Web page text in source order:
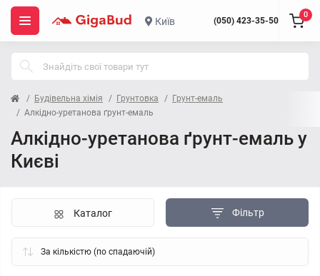
Київ (050) 423-35-50
0
Будівельна хімія Грунтовка
Грунт-емаль
Алкідно-уретанова ґрунт-емаль
Алкідно-уретанова ґрунт-емаль у
Києві
Фільтр
Каталог